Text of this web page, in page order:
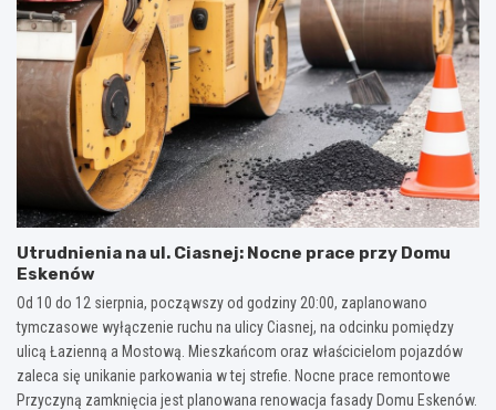
Utrudnienia na ul. Ciasnej: Nocne prace przy Domu
Eskenów
Od 10 do 12 sierpnia, począwszy od godziny 20:00, zaplanowano
tymczasowe wyłączenie ruchu na ulicy Ciasnej, na odcinku pomiędzy
ulicą Łazienną a Mostową. Mieszkańcom oraz właścicielom pojazdów
zaleca się unikanie parkowania w tej strefie. Nocne prace remontowe
Przyczyną zamknięcia jest planowana renowacja fasady Domu Eskenów.